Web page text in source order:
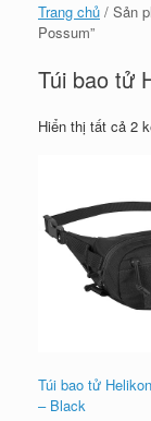
Trang chủ / Sản
Possum”
Túi bao tử
Hiển thị tất cả 2
Túi bao tử
– Black